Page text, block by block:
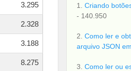
3.295
2.328
3.188
8.275
1. Criando
- 140.950
2. Como ler e
arquivo JSON
3. Como ler ou